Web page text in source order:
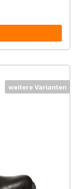
weitere Varianten